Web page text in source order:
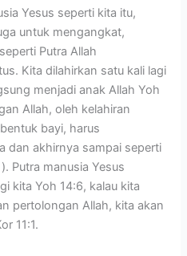
Yesus seperti kita itu,
untuk mengangkat,
Putra Allah
Kita dilahirkan satu kali lagi
menjadi anak Allah Yoh
Allah, oleh kelahiran
bayi, harus
dan akhirnya sampai seperti
Putra manusia Yesus
kita Yoh 14:6, kalau kita
pertolongan Allah, kita akan
11:1.